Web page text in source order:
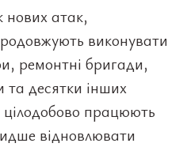
нових атак,
виконувати
ремонтні бригади,
десятки інших
цілодобово працюють
відновлювати